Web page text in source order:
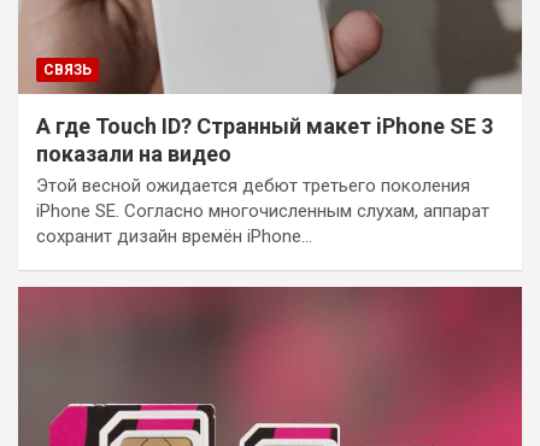
СВЯЗЬ
А где Touch ID? Странный макет iPhone SE 3
показали на видео
Этой весной ожидается дебют третьего поколения
iPhone SE. Согласно многочисленным слухам, аппарат
сохранит дизайн времён iPhone…